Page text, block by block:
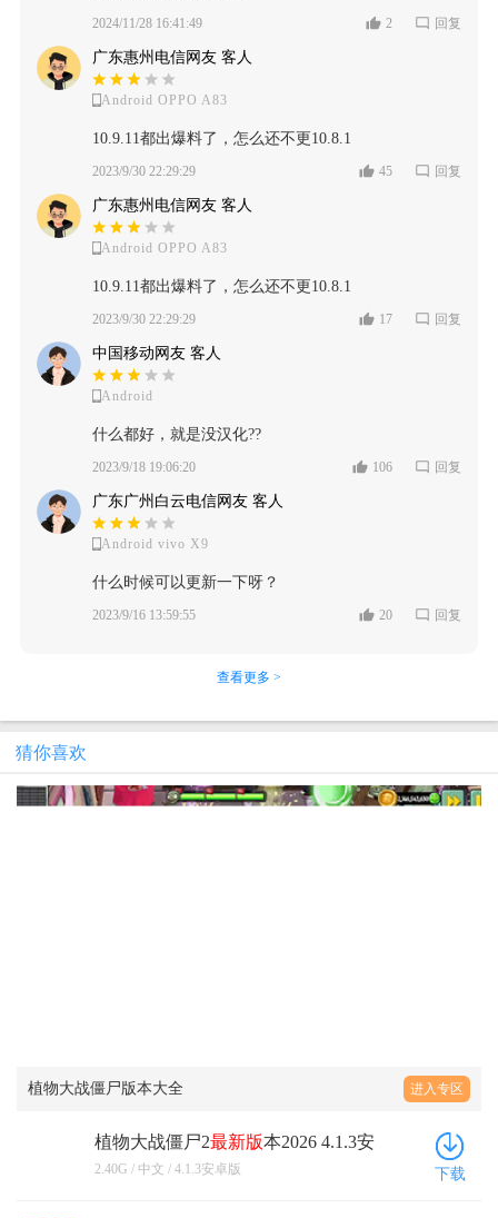
2024/11/28 16:41:49 2 回复
广东惠州电信网友 客人
Android OPPO A83
10.9.11都出爆料了，怎么还不更10.8.1
2023/9/30 22:29:29 45 回复
广东惠州电信网友 客人
Android OPPO A83
10.9.11都出爆料了，怎么还不更10.8.1
2023/9/30 22:29:29 17 回复
中国移动网友 客人
Android
什么都好，就是没汉化??
2023/9/18 19:06:20 106 回复
广东广州白云电信网友 客人
Android vivo X9
什么时候可以更新一下呀？
2023/9/16 13:59:55 20 回复
查看更多 >
猜你喜欢
植物大战僵尸版本大全 进入专区
植物大战僵尸2最新版本2026 4.1.3安
卓版
2.40G / 中文 / 4.1.3安卓版 下载